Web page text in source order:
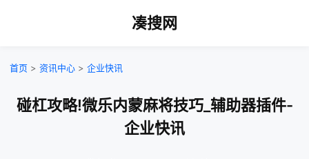
凑搜网
首页 > 资讯中心 > 企业快讯
碰杠攻略!微乐内蒙麻将技巧_辅助器插件-
企业快讯